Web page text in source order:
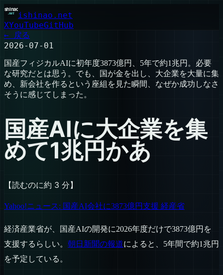
ishinao.net
XYouTubeGitHub
← 戻る
2026-07-01
国産フィジカルAIに初年度3873億円、5年で約1兆円。必要
な研究だとは思う。でも、国が金を出し、大企業を大量に集
め、新会社を作るという座組を見た瞬間、なぜか成功しなさ
そうに感じてしまった。
国産AIに大企業を集
めて1兆円かあ
【読むのに約 3 分】
Yahoo!ニュース: 国産AI会社に3873億円支援 経産省
経済産業省が、国産AIの開発に2026年度だけで3873億円を
支援するらしい。 朝日新聞の報道によると、5年間で約1兆円
を予定している。